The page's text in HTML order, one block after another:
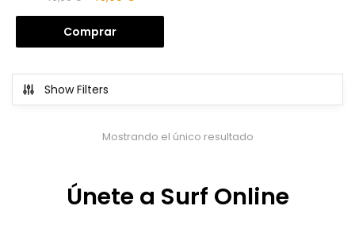
Comprar
Show Filters
Mostrando el único resultado
Únete a Surf Online